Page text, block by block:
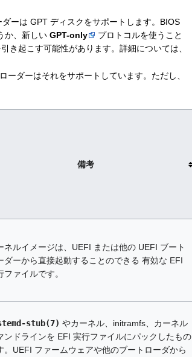
ーは GPT ディスクをサポートします。BIOS
か、新しいGPT-only
プロトコルを使うこと
き起こす可能性があります。詳細については、
ダーはそれをサポートしています。ただし、
備考
ネルイメージは、UEFI または他の UEFI ブート
ダーから直接起動することのできる 有効な EFI
ファイルです。
stub(7) やカーネル、initramfs、カーネル
ンドラインを EFI 実行ファイルにパックしたもの
。UEFI ファームウェアや他のブートローダから